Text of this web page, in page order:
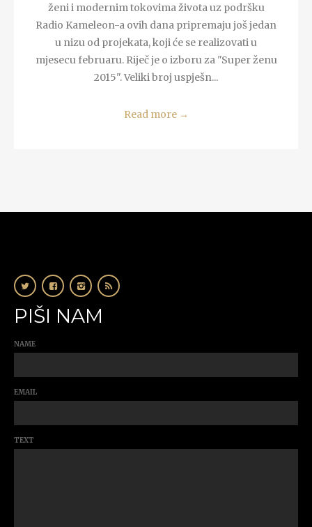
ženi i modernim tokovima života uz podršku
Radio Kameleon-a ovih dana pripremaju još jedan
u nizu od projekata, koji će se realizovati u
mjesecu februaru. Riječ je o izboru za "Super ženu
2015". Veliki broj uspješn...
Read more →
PIŠI NAM
NAME
EMAIL
TEXT